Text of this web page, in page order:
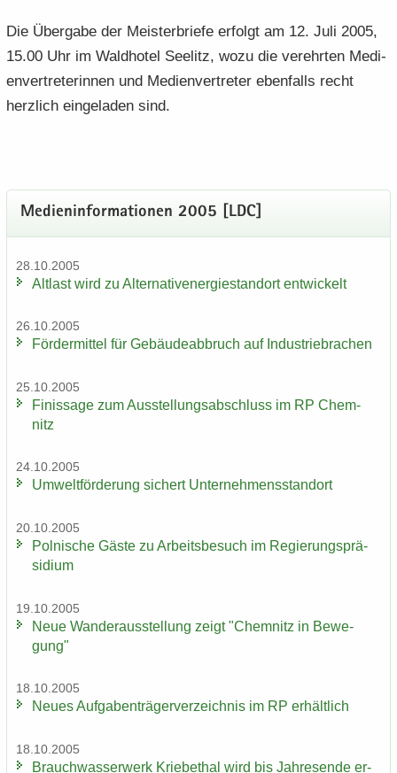
Die Über­ga­be der Meis­ter­brie­fe er­folgt am 12. Juli 2005,
15.00 Uhr im Wald­ho­tel See­litz, wozu die ver­ehr­ten Me­di­
en­ver­tre­te­rin­nen und Me­di­en­ver­tre­ter eben­falls recht
herz­lich ein­ge­la­den sind.
Me­di­en­in­for­ma­tio­nen 2005 [LDC]
28.10.2005
Alt­last wird zu Al­ter­na­tiv­ener­gie­stand­ort ent­wi­ckelt
26.10.2005
För­der­mit­tel für Ge­bäu­de­ab­bruch auf In­dus­trie­bra­chen
25.10.2005
Fi­nis­sa­ge zum Aus­stel­lungs­ab­schluss im RP Chem­
nitz
24.10.2005
Um­welt­för­de­rung si­chert Un­ter­neh­mens­stand­ort
20.10.2005
Pol­ni­sche Gäste zu Ar­beits­be­such im Re­gie­rungs­prä­
si­di­um
19.10.2005
Neue Wan­der­aus­stel­lung zeigt "Chem­nitz in Be­we­
gung"
18.10.2005
Neues Auf­ga­ben­trä­ger­ver­zeich­nis im RP er­hält­lich
18.10.2005
Brauch­was­ser­werk Krie­be­thal wird bis Jah­res­en­de er­